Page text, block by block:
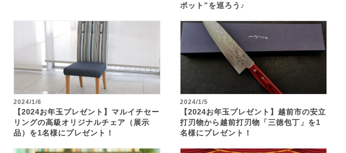
ポット”を巡ろう♪
2024/1/6
【2024お年玉プレゼント】マルイチセー
リングの高級オリジナルチェア（展示
品）を1名様にプレゼント！
2024/1/5
【2024お年玉プレゼント】越前市の安立
打刃物から越前打刃物「三徳包丁」を1
名様にプレゼント！